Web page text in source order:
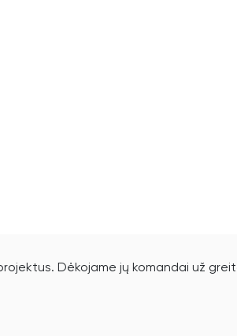
Dėkojame jų komandai už